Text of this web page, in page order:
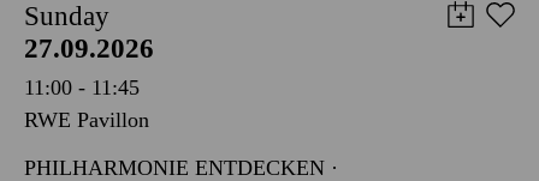
Sunday
27.09.2026
11:00 - 11:45
RWE Pavillon
PHILHARMONIE ENTDECKEN ·